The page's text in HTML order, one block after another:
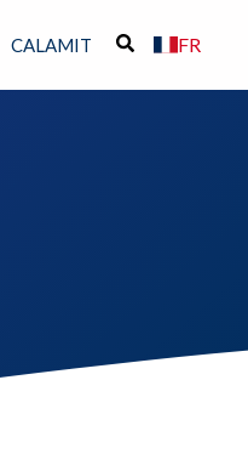
CALAMIT FR